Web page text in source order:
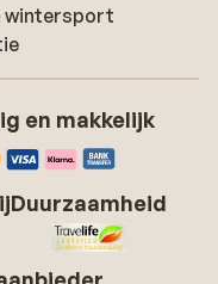
wintersport
en makkelijk
Duurzaamheid